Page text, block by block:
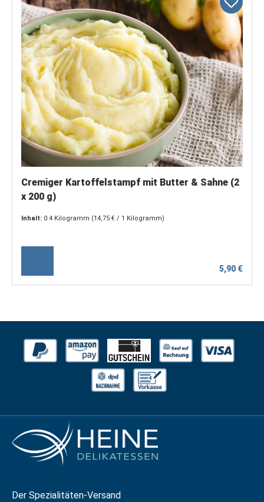
Cremiger Kartoffelstampf mit Butter & Sahne (2
x 200 g)
Inhalt: 0.4 Kilogramm (14,75 € / 1 Kilogramm)
5,90 €
Der Spezialitäten-Versand